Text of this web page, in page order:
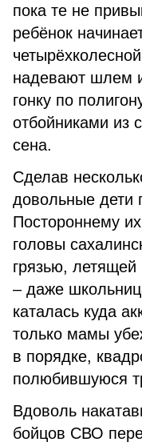
пока те не
ребёнок
надевают шлем
гонку по
отбойниками из
сена.
Сделав
довольные дети
Постороннему
головы
грязью, летящей
– даже
каталась куда
только мамы
в порядке,
полюбившуюся
Вдоволь
бойцов СВО